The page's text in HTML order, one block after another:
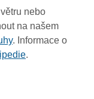
nebo
na našem
. Informace o
.